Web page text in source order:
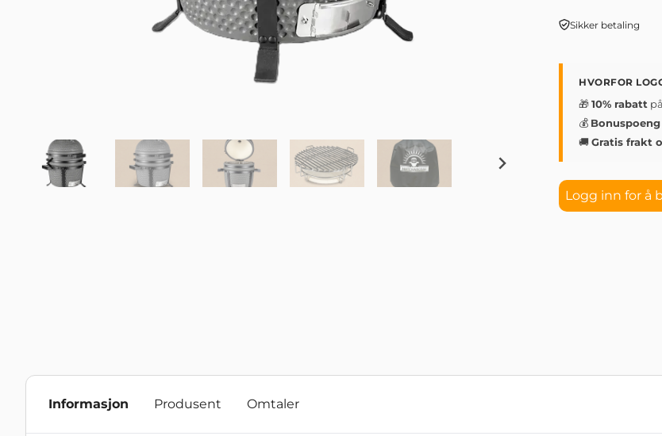
Sikker betaling
HVORFOR
🎁10% rabatt
💰 Bonuspoeng
🚚Gratis frakt
Logg inn for å
Informasjon Produsent Omtaler